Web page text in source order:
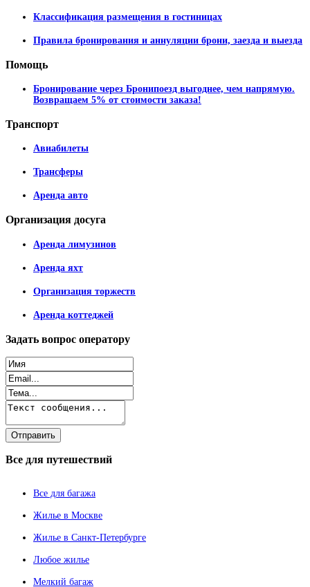
Классификация размещения в гостиницах
Правила бронирования и аннуляции брони, заезда и выезда
Помощь
Бронирование через Бронипоезд выгоднее, чем напрямую.
Возвращаем 5% от стоимости заказа!
Транспорт
Авиабилеты
Трансферы
Аренда авто
Организация досуга
Аренда лимузинов
Аренда яхт
Организация торжеств
Аренда коттеджей
Задать вопрос оператору
Все для путешествий
Все для багажа
Жилье в Москве
Жилье в Санкт-Петербурге
Любое жилье
Мелкий багаж